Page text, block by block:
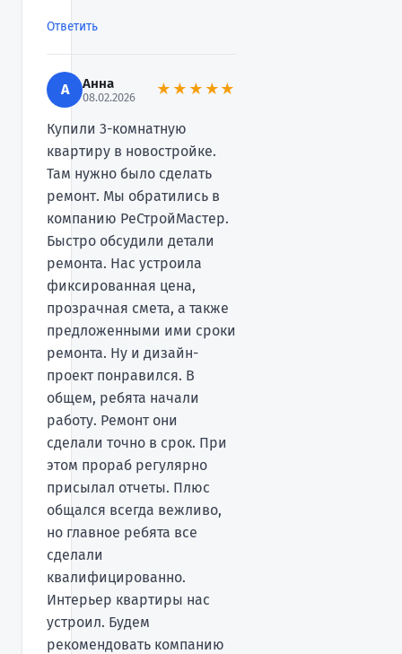
Ответить
А Анна
08.02.2026 ★★★★★
Купили 3-комнатную
квартиру в новостройке.
Там нужно было сделать
ремонт. Мы обратились в
компанию РеСтройМастер.
Быстро обсудили детали
ремонта. Нас устроила
фиксированная цена,
прозрачная смета, а также
предложенными ими сроки
ремонта. Ну и дизайн-
проект понравился. В
общем, ребята начали
работу. Ремонт они
сделали точно в срок. При
этом прораб регулярно
присылал отчеты. Плюс
общался всегда вежливо,
но главное ребята все
сделали
квалифицированно.
Интерьер квартиры нас
устроил. Будем
рекомендовать компанию